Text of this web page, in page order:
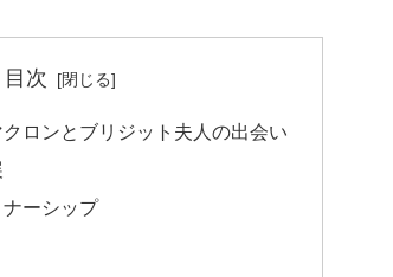
目次
ロンとブリジット夫人の出会い
ーシップ